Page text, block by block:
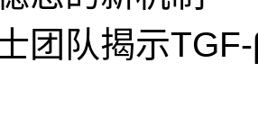
团队揭示